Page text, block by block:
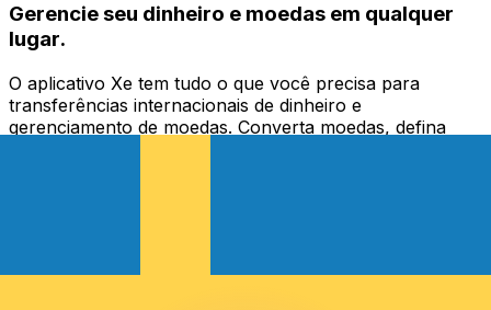
Gerencie seu dinheiro e moedas em qualquer
lugar.
O aplicativo Xe tem tudo o que você precisa para
transferências internacionais de dinheiro e
gerenciamento de moedas. Converta moedas, defina